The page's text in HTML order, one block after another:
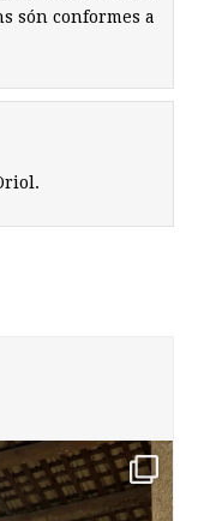
són conformes a